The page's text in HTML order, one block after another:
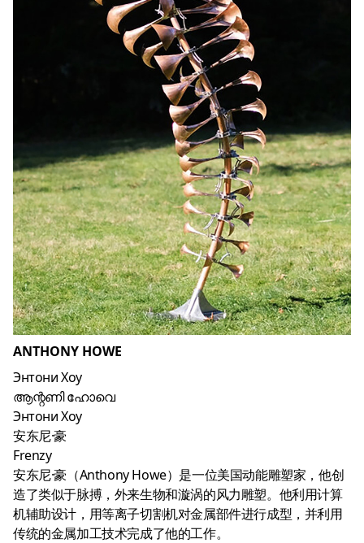
ANTHONY HOWE
Энтони Хоу
ആന്റണി ഹോവെ
Энтони Хоу
安东尼·豪
Frenzy
安东尼·豪（Anthony Howe）是一位美国动能雕塑家，他创
造了类似于脉搏，外来生物和漩涡的风力雕塑。他利用计算
机辅助设计，用等离子切割机对金属部件进行成型，并利用
传统的金属加工技术完成了他的工作。